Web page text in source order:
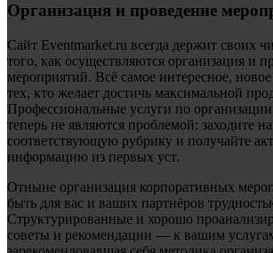
Организация и проведение
Сайт Eventmarket.ru всегда держит своих
того, как осуществляются организация и
мероприятий. Всё самое интересное,
тех, кто желает достичь максимальной
Профессиональные услуги по
теперь не являются проблемой: заходите
соответствующую рубрику и получайте
информацию из первых уст.
Отныне организация корпоративных
быть для вас и ваших партнёров
Структурированные и хорошо
советы и рекомендации — к вашим